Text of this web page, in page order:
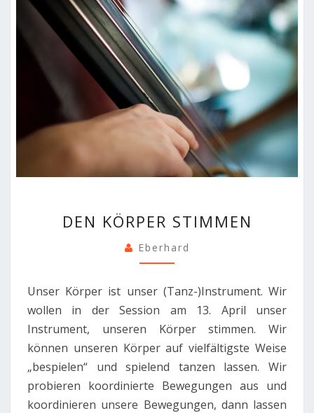
KÖRPER
DEN KÖRPER STIMMEN
Eberhard
Unser Körper ist unser (Tanz-)Instrument. Wir
wollen in der Session am 13. April unser
Instrument, unseren Körper stimmen. Wir
können unseren Körper auf vielfältigste Weise
„bespielen“ und spielend tanzen lassen. Wir
probieren koordinierte Bewegungen aus und
koordinieren unsere Bewegungen, dann lassen